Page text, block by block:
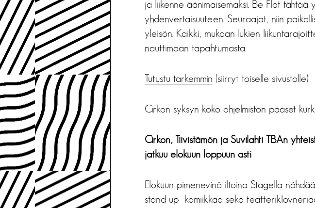
ja liikenne äänimaisemaksi. Be Flat
yhdenvertaisuuteen. Seuraajat, niin
yleisön. Kaikki, mukaan lukien
nauttimaan tapahtumasta.
Tutustu tarkemmin (siirryt toiselle sivustolle)
Cirkon syksyn koko ohjelmiston pääset
Cirkon, Tiivistämön ja Suvilahti TBAn
jatkuu elokuun loppuun asti
Elokuun pimenevinä iltoina Stagella
stand up -komiikkaa sekä